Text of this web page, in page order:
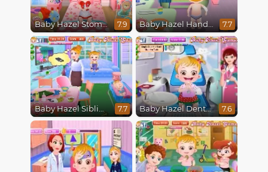
Baby Hazel Stomach Care 7.9 Baby Hazel Hand Fracture 7.7
Baby Hazel Sibling Trouble 7.7 Baby Hazel Dental Care 7.6